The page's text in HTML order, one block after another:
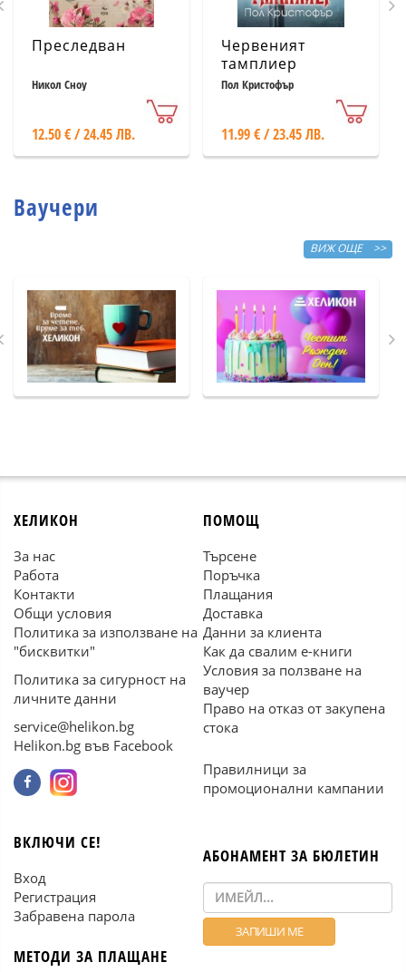
Преследван
Никол Сноу
12.50 € / 24.45 ЛВ.
Червеният
тамплиер
Пол Кристофър
11.99 € / 23.45 ЛВ.
Ваучери
ВИЖ ОЩЕ >>
ХЕЛИКОН
За нас
Работа
Контакти
Общи условия
Политика за използване на
"бисквитки"
Политика за сигурност на
личните данни
service@helikon.bg
Helikon.bg във Facebook
ПОМОЩ
Търсене
Поръчка
Плащания
Доставка
Данни за клиента
Как да свалим е-книги
Условия за ползване на
ваучер
Право на отказ от закупена
стока
Правилници за
промоционални кампании
ВКЛЮЧИ СЕ!
Вход
Регистрация
Забравена парола
МЕТОДИ ЗА ПЛАЩАНЕ
АБОНАМЕНТ ЗА БЮЛЕТИН